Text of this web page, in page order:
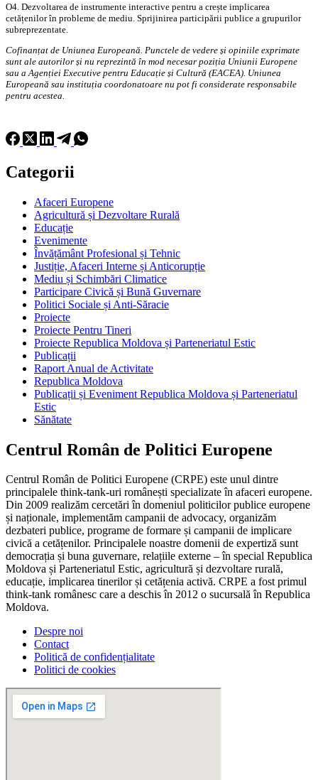
O4. Dezvoltarea de instrumente interactive pentru a crește implicarea
cetățenilor în probleme de mediu. Sprijinirea participării publice a grupurilor
subreprezentate.
Cofinanțat de Uniunea Europeană. Punctele de vedere și opiniile exprimate
sunt ale autorilor și nu reprezintă în mod necesar poziția Uniunii Europene
sau a Agenției Executive pentru Educație și Cultură (EACEA). Uniunea
Europeană sau instituția coordonatoare nu pot fi considerate responsabile
pentru acestea.
Categorii
Afaceri Europene
Agricultură și Dezvoltare Rurală
Educație
Evenimente
Învățământ Profesional și Tehnic
Justiție, Afaceri Interne și Anticorupție
Mediu și Schimbări Climatice
Participare Civică și Bună Guvernare
Politici Sociale și Anti-Săracie
Proiecte
Proiecte Pentru Tineri
Proiecte Republica Moldova și Parteneriatul Estic
Publicații
Raport Anual de Activitate
Republica Moldova
Publicații și Eveniment Republica Moldova și Parteneriatul
Estic
Sănătate
Centrul Român de Politici Europene
Centrul Român de Politici Europene (CRPE) este unul dintre
principalele think-tank-uri românești specializate în afaceri europene.
Din 2009 realizăm cercetări în domeniul politicilor publice europene
și naționale, implementăm campanii de advocacy, organizăm
dezbateri publice, programe de formare și campanii de implicare
civică a cetățenilor. Principalele noastre domenii de expertiză sunt
democrația și buna guvernare, relațiile externe – în special Republica
Moldova și Parteneriatul Estic, agricultură și dezvoltare rurală,
educație, implicarea tinerilor și cetățenia activă. CRPE a fost primul
think-tank românesc care a deschis în 2012 o sucursală în Republica
Moldova.
Despre noi
Contact
Politică de confidențialitate
Politici de cookies